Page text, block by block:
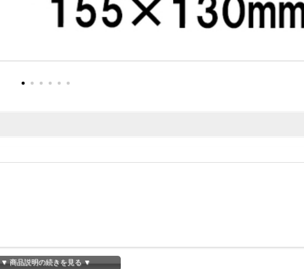
▼ 商品説明の続きを見る ▼